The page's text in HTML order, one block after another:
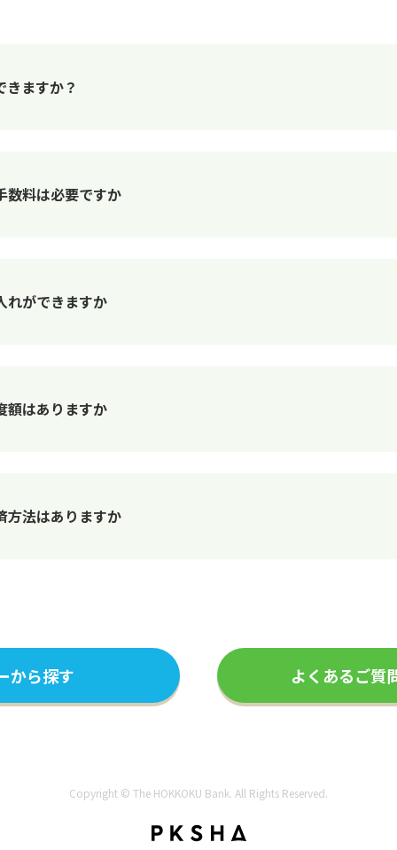
ますか？
数料は必要ですか
れができますか
額はありますか
方法はありますか
から探す よくあるご質
Copyright © The HOKKOKU Bank. All Rights Reserved.